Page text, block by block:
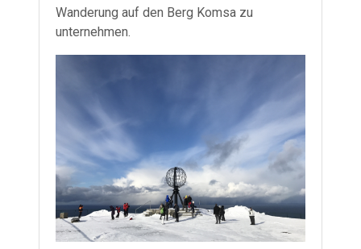
Wanderung auf den Berg Komsa zu
unternehmen.